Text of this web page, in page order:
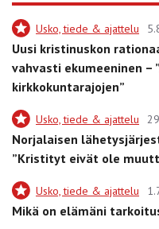
Usko, tiede & ajattelu
Uusi kristinuskon
vahvasti ekumeeninen –
kirkkokuntarajojen”
Usko, tiede & ajattelu
Norjalaisen
”Kristityt eivät ole
Usko, tiede & ajattelu
Mikä on elämäni